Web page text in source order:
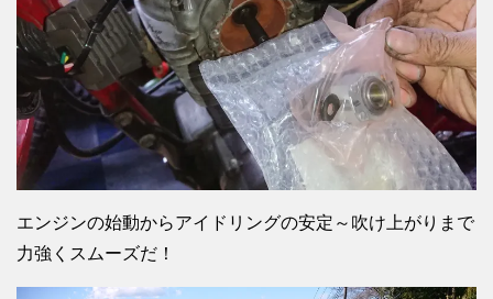
エンジンの始動からアイドリングの安定～吹け上がりまで
力強くスムーズだ！